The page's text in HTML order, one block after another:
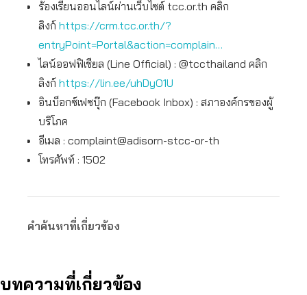
ร้องเรียนออนไลน์ผ่านเว็บไซต์ tcc.or.th คลิก
ลิงก์ https://crm.tcc.or.th/?
entryPoint=Portal&action=complain…
ไลน์ออฟฟิเชียล (Line Official) : @tccthailand คลิก
ลิงก์ https://lin.ee/uhDyO1U
อินบ็อกซ์เฟซบุ๊ก (Facebook Inbox) : สภาองค์กรของผู้
บริโภค
อีเมล : complaint@adisorn-stcc-or-th
โทรศัพท์ : 1502
คำค้นหาที่เกี่ยวข้อง
บทความที่เกี่ยวข้อง